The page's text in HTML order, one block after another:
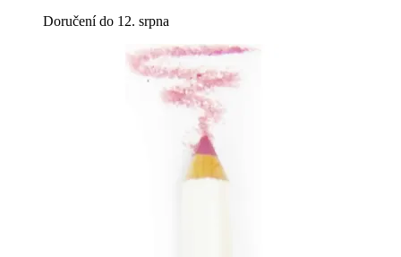
Doručení do 12. srpna